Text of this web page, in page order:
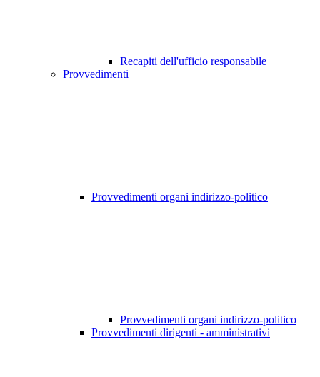
Recapiti dell'ufficio responsabile
Provvedimenti
Provvedimenti organi indirizzo-politico
Provvedimenti organi indirizzo-politico
Provvedimenti dirigenti - amministrativi